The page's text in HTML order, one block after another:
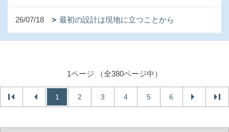
26/07/18 最初の設計は現地に立つことから
1ページ （全380ページ中）
1 2 3 4 5 6